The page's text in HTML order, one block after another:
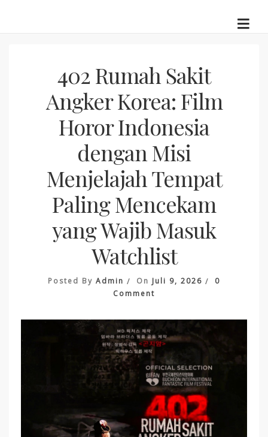
402 Rumah Sakit
Angker Korea: Film
Horor Indonesia
dengan Misi
Menjelajah Tempat
Paling Mencekam
yang Wajib Masuk
Watchlist
Posted By Admin On Juli 9, 2026
0
Comment
Rumah
Angker
Korea:
Film
Horor
Indonesia
Dengan
Misi
Menjelajah